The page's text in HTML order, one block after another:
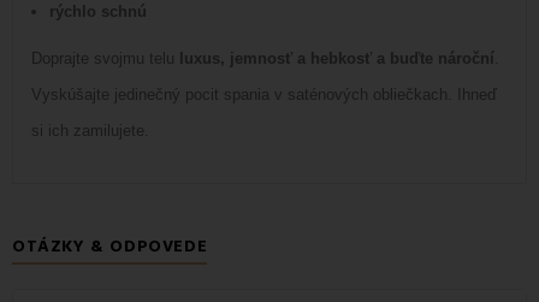
rýchlo schnú
Doprajte svojmu telu luxus, jemnosť a hebkosť a buďte nároční
Vyskúšajte jedinečný pocit spania v saténových obliečkach. Ihneď
si ich zamilujete.
OTÁZKY & ODPOVEDE